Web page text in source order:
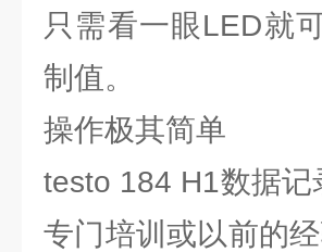
只需看一眼LED就
制值。
操作极其简单
testo 184 H1数据
专门培训或以前的